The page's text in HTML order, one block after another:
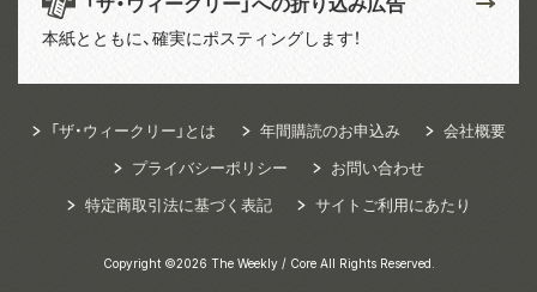
本紙とともに、確実にポスティングします！
「ザ・ウィークリー」とは 年間購読のお申込み
会社概要
プライバシーポリシー
お問い合わせ
特定商取引法に基づく表記
サイトご利用にあたり
Copyright ©2026 The Weekly / Core All Rights Reserved.